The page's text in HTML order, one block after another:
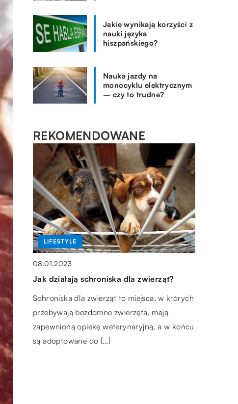
Jakie wynikają korzyści z
nauki języka
hiszpańskiego?
Nauka jazdy na
monocyklu elektrycznym
– czy to trudne?
REKOMENDOWANE
WSZYSTKO WOKÓŁ DOMU
24.11.2020
Zalety wystroju wnętrza przy użyciu mebli
Niektóre style i materiały są w aranżacji
wnętrz od zawsze. Ewoluują one, zmieniają
delikatnie swoją charakterystykę, sam sposób
LIFESTYLE
08.01.2023
Jak działają schroniska dla zwierząt?
Schroniska dla zwierząt to miejsca, w których
przebywają bezdomne zwierzęta, mają
zapewnioną opiekę weterynaryjną, a w końcu
są adoptowane do […]
BIZNES + RYNEK I FINANSE
21.05.2021
W jaki sposób przetransportować
Korespondencja adresowana do osób czy
podmiotów przebywających za granicą
wymaga specjalnego traktowania – należy ją